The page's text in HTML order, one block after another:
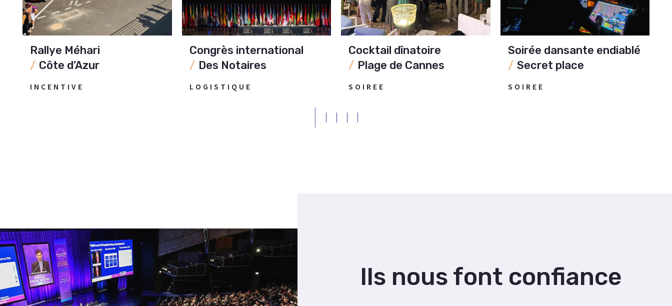
Rallye Méhari
Côte d’Azur
INCENTIVE
Congrès international
Des Notaires
LOGISTIQUE
Cocktail dînatoire
Plage de Cannes
SOIREE
Soirée dansante endiablé
Secret place
SOIREE
Ils nous font confiance